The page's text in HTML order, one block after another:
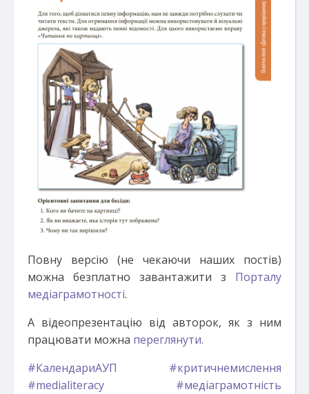
Повну версію (не чекаючи наших постів)
можна безплатно завантажити з Порталу
медіаграмотності.
А відеопрезентацію від авторок, як з ним
працювати можна переглянути.
#КалендариАУП
#критичнемислення
#medialiteracy
#медіаграмотність